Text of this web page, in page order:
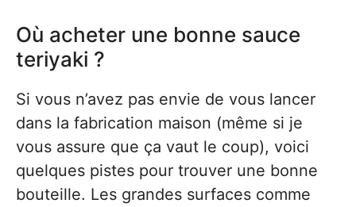
Où acheter une bonne sauce
teriyaki ?
Si vous n’avez pas envie de vous lancer
dans la fabrication maison (même si je
vous assure que ça vaut le coup), voici
quelques pistes pour trouver une bonne
bouteille. Les grandes surfaces comme